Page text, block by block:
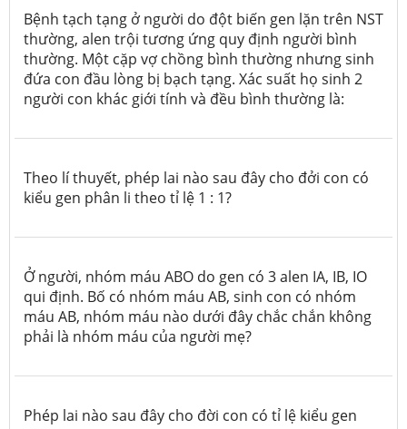
Bệnh tạch tạng ở người do đột biến gen lặn trên NST
thường, alen trội tương ứng quy định người bình
thường. Một cặp vợ chồng bình thường nhưng sinh
đứa con đầu lòng bị bạch tạng. Xác suất họ sinh 2
người con khác giới tính và đều bình thường là:
Theo lí thuyết, phép lai nào sau đây cho đởi con có
kiểu gen phân li theo tỉ lệ 1 : 1?
Ở người, nhóm máu ABO do gen có 3 alen IA, IB, IO
qui định. Bố có nhóm máu AB, sinh con có nhóm
máu AB, nhóm máu nào dưới đây chắc chắn không
phải là nhóm máu của người mẹ?
Phép lai nào sau đây cho đời con có tỉ lệ kiểu gen